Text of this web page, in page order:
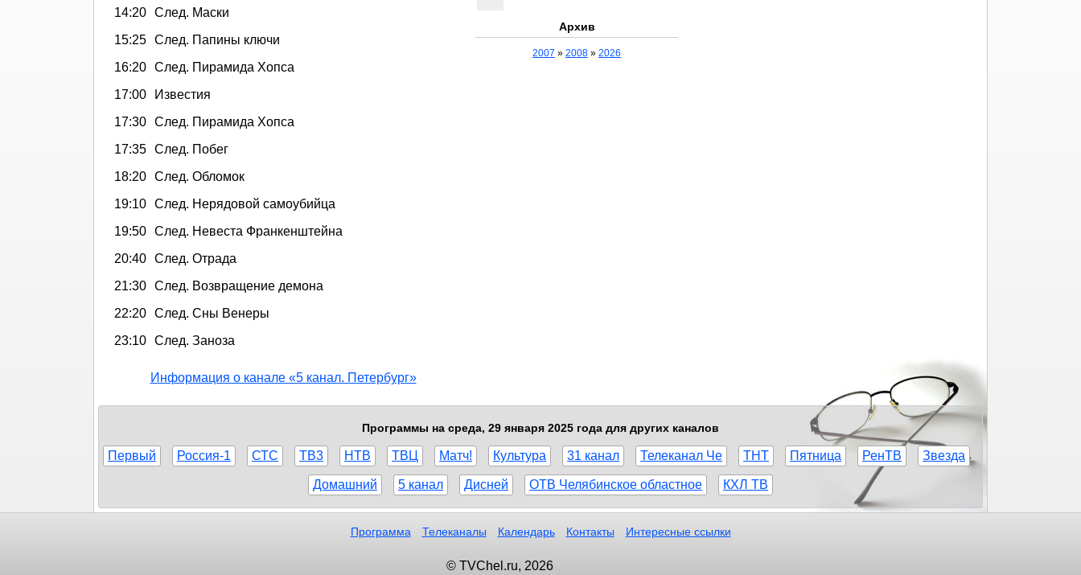
14:20 След. Маски
15:25 След. Папины ключи
16:20 След. Пирамида Хопса
17:00
Известия
17:30 След. Пирамида Хопса
17:35 След. Побег
18:20 След. Обломок
19:10 След. Нерядовой самоубийца
19:50 След. Невеста Франкенштейна
20:40 След. Отрада
21:30 След. Возвращение демона
22:20 След. Сны Венеры
23:10 След. Заноза
Информация о канале «5 канал. Петербург»
Архив
2007 » 2008 » 2026
Программы на среда, 29 января 2025 года для других каналов
Первый Россия-1 СТС ТВ3 НТВ ТВЦ Матч! Культура 31 канал Телеканал Че ТНТ Пятница РенТВ Звезда
Домашний 5 канал Дисней ОТВ Челябинское областное КХЛ ТВ
Программа Телеканалы Календарь Контакты Интересные ссылки
© TVChel.ru, 2026